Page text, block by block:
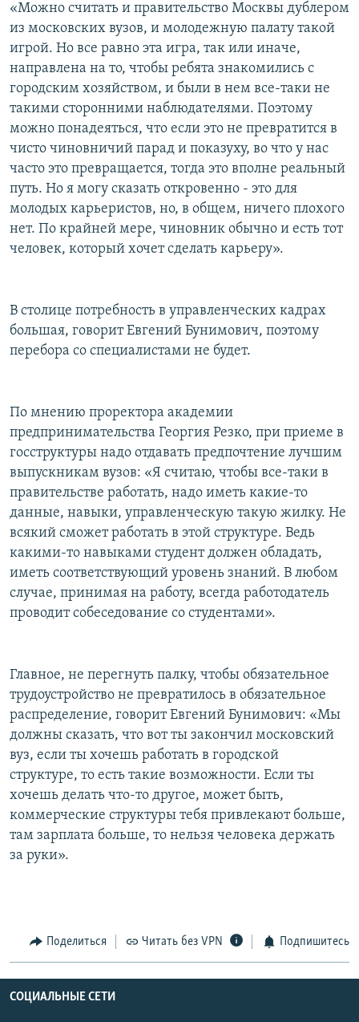
«Можно считать и правительство Москвы дублером
из московских вузов, и молодежную палату такой
игрой. Но все равно эта игра, так или иначе,
направлена на то, чтобы ребята знакомились с
городским хозяйством, и были в нем все-таки не
такими сторонними наблюдателями. Поэтому
можно понадеяться, что если это не превратится в
чисто чиновничий парад и показуху, во что у нас
часто это превращается, тогда это вполне реальный
путь. Но я могу сказать откровенно - это для
молодых карьеристов, но, в общем, ничего плохого
нет. По крайней мере, чиновник обычно и есть тот
человек, который хочет сделать карьеру».
В столице потребность в управленческих кадрах
большая, говорит Евгений Бунимович, поэтому
перебора со специалистами не будет.
По мнению проректора академии
предпринимательства Георгия Резко, при приеме в
госструктуры надо отдавать предпочтение лучшим
выпускникам вузов: «Я считаю, чтобы все-таки в
правительстве работать, надо иметь какие-то
данные, навыки, управленческую такую жилку. Не
всякий сможет работать в этой структуре. Ведь
какими-то навыками студент должен обладать,
иметь соответствующий уровень знаний. В любом
случае, принимая на работу, всегда работодатель
проводит собеседование со студентами».
Главное, не перегнуть палку, чтобы обязательное
трудоустройство не превратилось в обязательное
распределение, говорит Евгений Бунимович: «Мы
должны сказать, что вот ты закончил московский
вуз, если ты хочешь работать в городской
структуре, то есть такие возможности. Если ты
хочешь делать что-то другое, может быть,
коммерческие структуры тебя привлекают больше,
там зарплата больше, то нельзя человека держать
за руки».
Поделиться Читать без VPN Подпишитесь
СОЦИАЛЬНЫЕ СЕТИ